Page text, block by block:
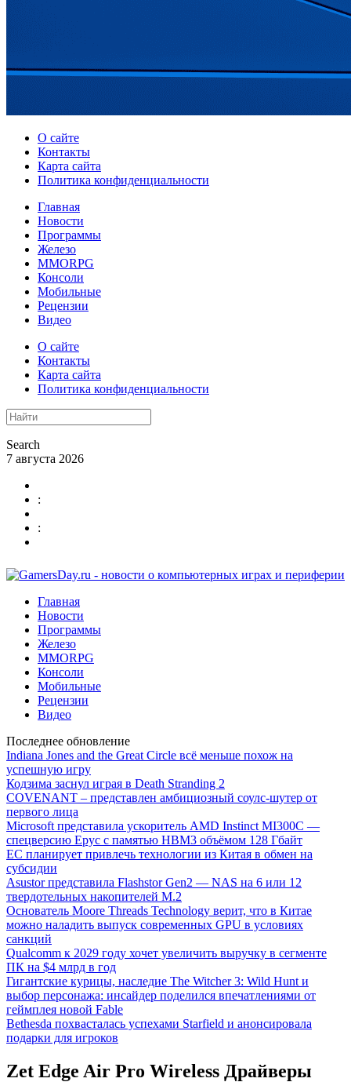
О сайте
Контакты
Карта сайта
Политика конфиденциальности
Главная
Новости
Программы
Железо
MMORPG
Консоли
Мобильные
Рецензии
Видео
О сайте
Контакты
Карта сайта
Политика конфиденциальности
Search
7 августа 2026
:
:
Главная
Новости
Программы
Железо
MMORPG
Консоли
Мобильные
Рецензии
Видео
Последнее обновление
Indiana Jones and the Great Circle всё меньше похож на
успешную игру
Кодзима заснул играя в Death Stranding 2
COVENANT – представлен амбициозный соулс-шутер от
первого лица
Microsoft представила ускоритель AMD Instinct MI300C —
спецверсию Epyc с памятью HBM3 объёмом 128 Гбайт
ЕС планирует привлечь технологии из Китая в обмен на
субсидии
Asustor представила Flashstor Gen2 — NAS на 6 или 12
твердотельных накопителей M.2
Основатель Moore Threads Technology верит, что в Китае
можно наладить выпуск современных GPU в условиях
санкций
Qualcomm к 2029 году хочет увеличить выручку в сегменте
ПК на $4 млрд в год
Гигантские курицы, наследие The Witcher 3: Wild Hunt и
выбор персонажа: инсайдер поделился впечатлениями от
геймплея новой Fable
Bethesda похвасталась успехами Starfield и анонсировала
подарки для игроков
Zet Edge Air Pro Wireless Драйверы